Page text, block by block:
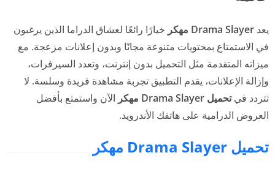
يعد Drama Slayer مهكر
خيارًا رائعًا لعشاق الدراما الذين يرغبون
في الاستمتاع بمحتويات متنوعة مجانًا وبدون إعلانات مزعجة. مع
ميزاته المتقدمة مثل التحميل بدون إنترنت، وتعدد السيرفرات،
وإزالة الإعلانات، يقدم التطبيق تجربة مشاهدة فريدة وسلسة. لا
تتردد فيتحميل Drama Slayer مهكر
الآن واستمتع بأفضل
العروض الدرامية على هاتفك الأندرويد.
تحميل Drama Slayer مهكر